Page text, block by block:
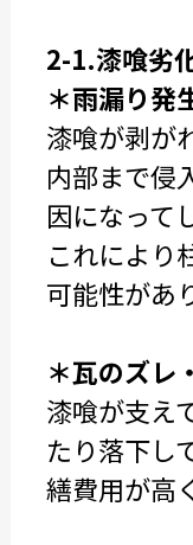
2-1.漆喰劣
＊雨漏り発
漆喰が剥が
内部まで侵
因になって
これにより
可能性があ
＊瓦のズレ
漆喰が支え
たり落下し
繕費用が高